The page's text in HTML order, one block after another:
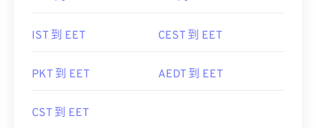
IST 到 EET CEST 到 EET
PKT 到 EET AEDT 到 EET
CST 到 EET